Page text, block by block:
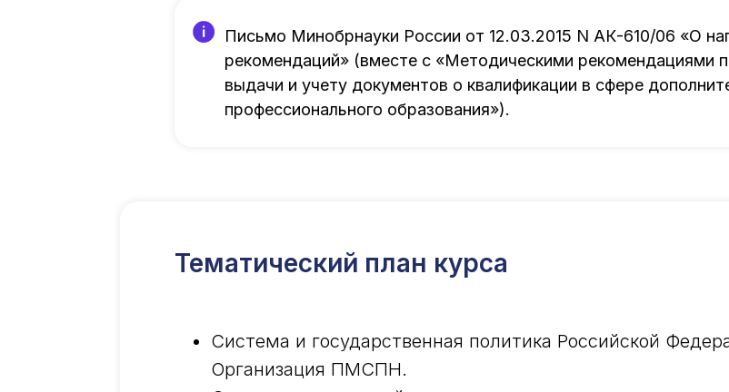
Письмо Минобрнауки России от 12.03.2015 N АК-610/06 «О
рекомендаций» (вместе с «Методическими рекомендациями
выдачи и учету документов о квалификации в сфере
профессионального образования»).
Тематический план курса
Система и государственная политика Российской
Организация ПМСПН.